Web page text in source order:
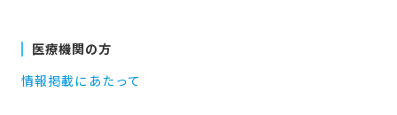
医療機関の方
情報掲載にあたって